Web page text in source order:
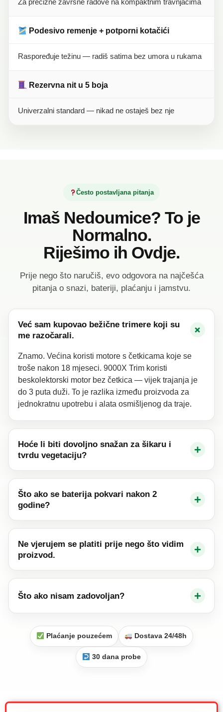
Za precizne završne radove na kompaktnim travnjacima
Podesivo remenje + potporni kotačići
Raspoređuje težinu — radiš satima bez umora u rukama
Rezervna nit u 5 boja
Univerzalni standard — nikad ne ostaješ bez nje
Često postavljana pitanja
Imaš Nedoumice? To je
Normalno.
Riješimo ih Ovdje.
Prije nego što naručiš, evo odgovora na najčešća
pitanja o snazi, bateriji, plaćanju i jamstvu.
Već sam kupovao bežične trimere koji su
me razočarali.
+
Znamo. Većina koristi motore s četkicama koje se
troše nakon 18 mjeseci. 9000X Trim koristi
beskolektorski motor bez četkica — vijek trajanja je
do 3 puta duži. To je razlika između proizvoda za
jednokratnu upotrebu i alata osmišljenog da traje.
Hoće li biti dovoljno snažan za šikaru i
tvrdu vegetaciju?
+
Što ako se baterija pokvari nakon 2
godine?
+
Ne vjerujem se platiti prije nego što vidim
proizvod.
+
Što ako nisam zadovoljan? +
Plaćanje pouzećem Dostava 24/48h
30 dana probe